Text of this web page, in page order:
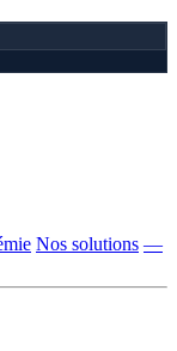
Nos solutions —